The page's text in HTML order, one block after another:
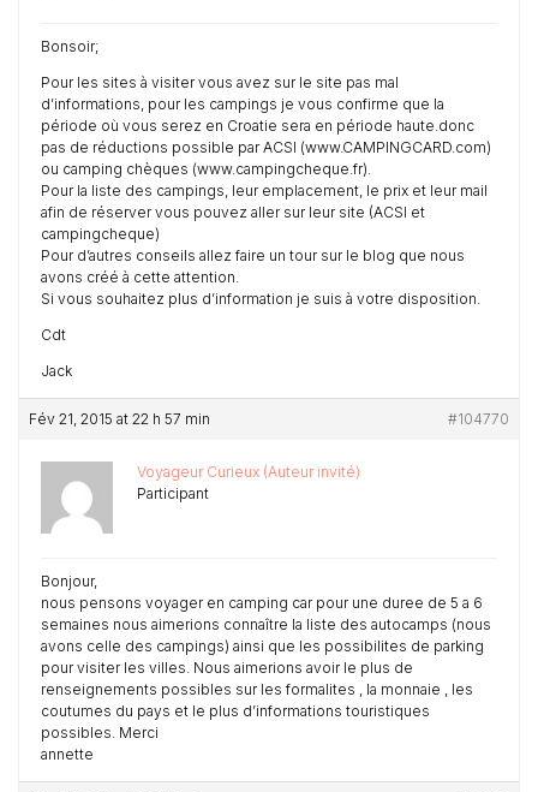
Bonsoir;
Pour les sites à visiter vous avez sur le site pas mal
d’informations, pour les campings je vous confirme que la
période où vous serez en Croatie sera en période haute.donc
pas de réductions possible par ACSI (www.CAMPINGCARD.com)
ou camping chèques (www.campingcheque.fr).
Pour la liste des campings, leur emplacement, le prix et leur mail
afin de réserver vous pouvez aller sur leur site (ACSI et
campingcheque)
Pour d’autres conseils allez faire un tour sur le blog que nous
avons créé à cette attention.
Si vous souhaitez plus d’information je suis à votre disposition.
Cdt
Jack
Fév 21, 2015 at 22 h 57 min #104770
Voyageur Curieux (Auteur invité)
Participant
Bonjour,
nous pensons voyager en camping car pour une duree de 5 a 6
semaines nous aimerions connaître la liste des autocamps (nous
avons celle des campings) ainsi que les possibilites de parking
pour visiter les villes. Nous aimerions avoir le plus de
renseignements possibles sur les formalites , la monnaie , les
coutumes du pays et le plus d’informations touristiques
possibles. Merci
annette